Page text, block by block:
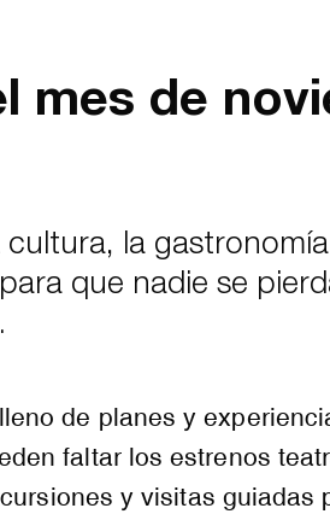
mes de
la
que nadie se
de planes y
faltar los estrenos
y visitas guiadas